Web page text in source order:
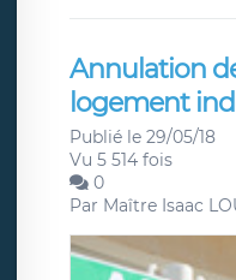
Annulation
logement
Publié le 29/05/18
Vu 5 514 fois
0
Par Maître Isaac